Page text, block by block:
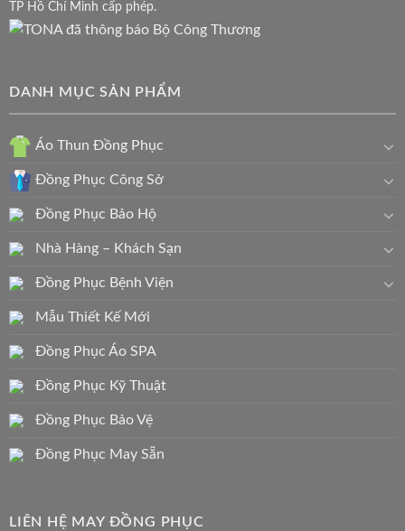
TP Hồ Chí Minh cấp phép.
DANH MỤC SẢN PHẨM
Áo Thun Đồng Phục
Đồng Phục Công Sở
Đồng Phục Bảo Hộ
Nhà Hàng – Khách Sạn
Đồng Phục Bệnh Viện
Mẫu Thiết Kế Mới
Đồng Phục Áo SPA
Đồng Phục Kỹ Thuật
Đồng Phục Bảo Vệ
Đồng Phục May Sẵn
LIÊN HỆ MAY ĐỒNG PHỤC